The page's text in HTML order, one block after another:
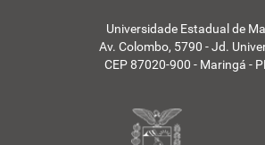
Universidade Estadual de
Av. Colombo, 5790 - Jd.
CEP 87020-900 - Maringá -